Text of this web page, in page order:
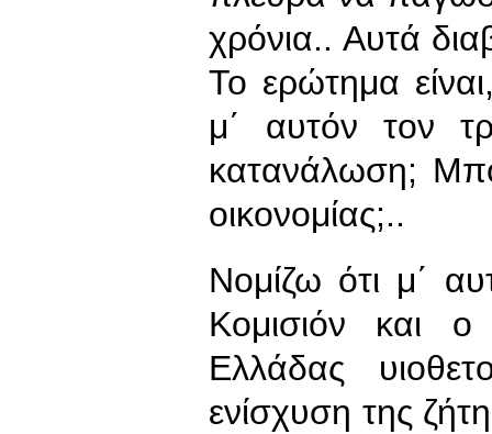
χρόνια.. Αυτά
Το ερώτημα
μ΄ αυτόν τον
κατανάλωση;
οικονομίας;..
Νομίζω ότι μ΄
Κομισιόν και ο
Ελλάδας
ενίσχυση της